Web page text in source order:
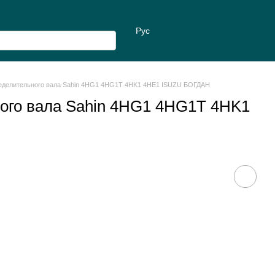
Рус
вала Sahin 4HG1 4HG1T 4HK1 4HE1 ISUZU БОГДАН
вала Sahin 4HG1 4HG1T 4HK1